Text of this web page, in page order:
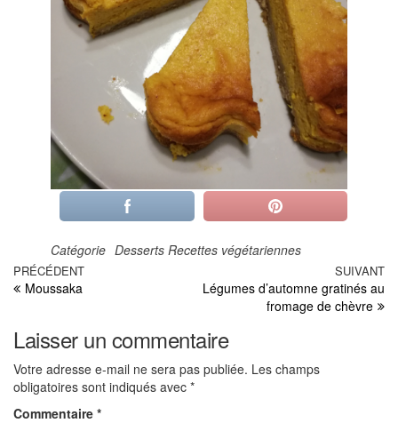
Catégorie Desserts Recettes végétariennes
Navigation
de
l’article
Article
précédent
PRÉCÉDENT
Moussaka
SUIVANT
Légumes d’automne gratinés au
fromage de chèvre
Laisser un commentaire
Votre adresse e-mail ne sera pas publiée. Les champs
obligatoires sont indiqués avec *
Commentaire *